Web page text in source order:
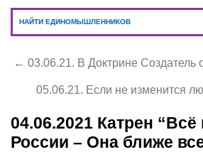
НАЙТИ ЕДИНОМЫШЛЕННИКОВ
← 03.06.21. В Доктрине Создатель
05.06.21. Если не изменится
04.06.2021 Катрен “Всё
России – Она ближе